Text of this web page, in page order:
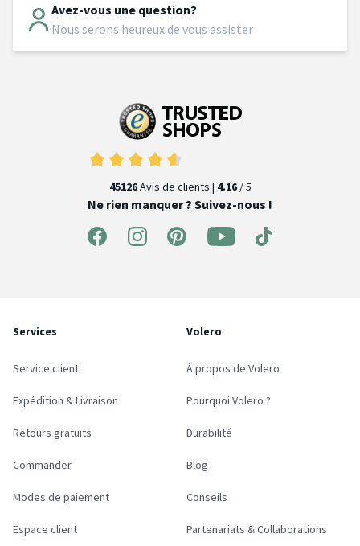
Avez-vous une question?
Nous serons heureux de vous assister
45126Avis de clients | 4.16/ 5
Ne rien manquer ? Suivez-nous !
Services
Service client
Expédition & Livraison
Retours gratuits
Commander
Modes de paiement
Espace client
Volero
À propos de Volero
Pourquoi Volero ?
Durabilité
Blog
Conseils
Partenariats & Collaborations